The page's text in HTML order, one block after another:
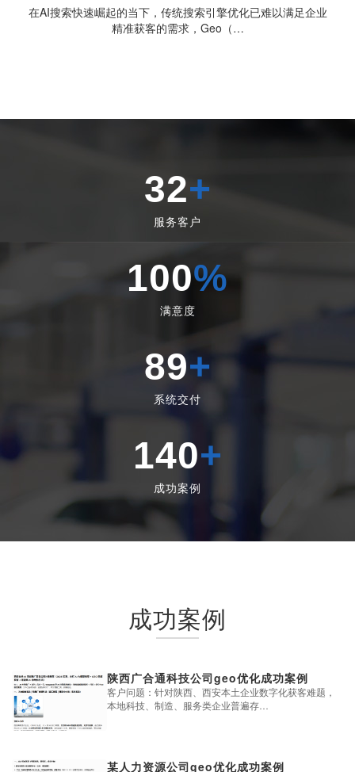
在AI搜索快速崛起的当下，传统搜索引擎优化已难以满足企业
精准获客的需求，Geo（…
32+
服务客户
100%
满意度
89+
系统交付
140+
成功案例
成功案例
陕西广合通科技公司geo优化成功案例
客户问题：针对陕西、西安本土企业数字化获客难题，
本地科技、制造、服务类企业普遍存…
某人力资源公司geo优化成功案例